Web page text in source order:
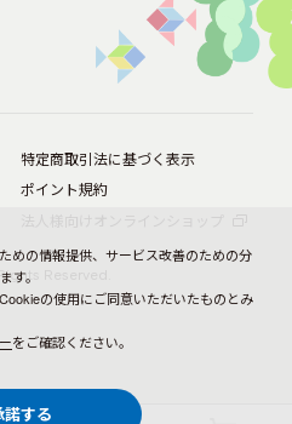
特定商取引法に基づく表示
ポイント規約
Reserved.
めの情報提供、サービス改善のための分
す。
の使用にご同意いただいたものとみ
をご確認ください。
諾する